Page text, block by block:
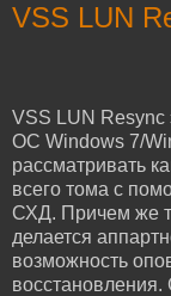
VSS LUN
VSS LUN Resync
ОС Windows 7/
рассматривать
всего тома с
СХД. Причем же
делается
возможность